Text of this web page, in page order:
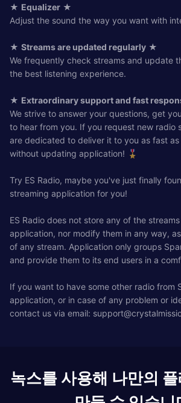
★ Equalizer ★
Adjust the sound the way you want with
★ Streams are updated regularly ★
We frequently check streams and update
the best listening experience.
★ Extraordinary support and fast
We strive to answer your questions, get
to hear from you. If you request new radio
are dedicated to deliver it to you as fast
without updating application! 🎖️
Try ES Radio, maybe you've just finally
streaming application for you!
ES Radio does not store any of the
application, nor modify them in any way,
of any stream. Application only groups
and provide them to its end users in a
If you want to have some other radio from
application, or in case of any problem or
contact us via email:
녹스를 사용해 나만의